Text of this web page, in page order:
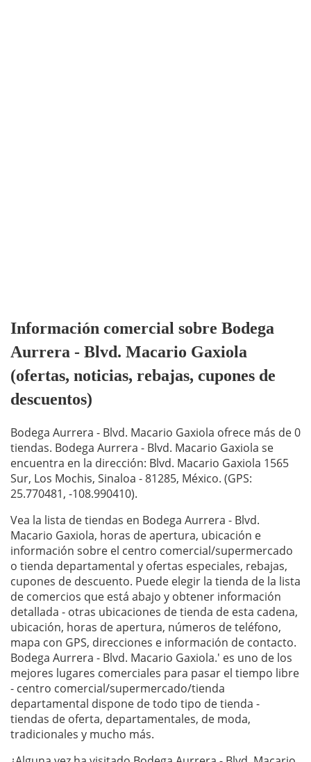
Información comercial sobre Bodega
Aurrera - Blvd. Macario Gaxiola
(ofertas, noticias, rebajas, cupones de
descuentos)
Bodega Aurrera - Blvd. Macario Gaxiola ofrece más de 0
tiendas. Bodega Aurrera - Blvd. Macario Gaxiola se
encuentra en la dirección: Blvd. Macario Gaxiola 1565
Sur, Los Mochis, Sinaloa - 81285, México. (GPS:
25.770481, -108.990410).
Vea la lista de tiendas en Bodega Aurrera - Blvd.
Macario Gaxiola, horas de apertura, ubicación e
información sobre el centro comercial/supermercado
o tienda departamental y ofertas especiales, rebajas,
cupones de descuento. Puede elegir la tienda de la lista
de comercios que está abajo y obtener información
detallada - otras ubicaciones de tienda de esta cadena,
ubicación, horas de apertura, números de teléfono,
mapa con GPS, direcciones e información de contacto.
Bodega Aurrera - Blvd. Macario Gaxiola.' es uno de los
mejores lugares comerciales para pasar el tiempo libre
- centro comercial/supermercado/tienda
departamental dispone de todo tipo de tienda -
tiendas de oferta, departamentales, de moda,
tradicionales y mucho más.